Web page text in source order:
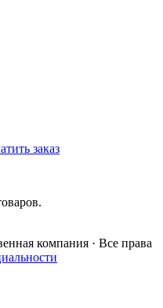
заказ
компания · Все права